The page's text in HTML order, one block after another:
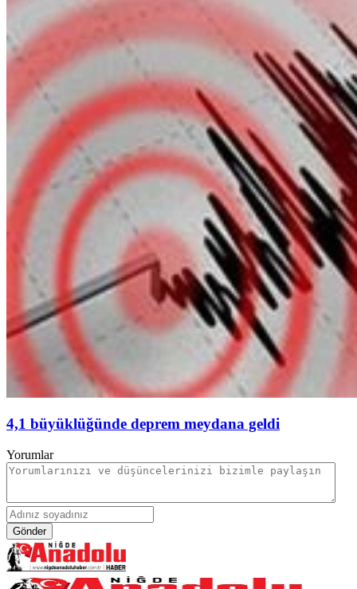
4,1 büyüklüğünde deprem meydana geldi
Yorumlar
Gönder